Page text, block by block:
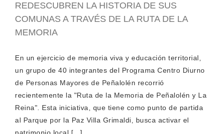
REDESCUBREN LA HISTORIA DE SUS
COMUNAS A TRAVÉS DE LA RUTA DE LA
MEMORIA
En un ejercicio de memoria viva y educación territorial,
un grupo de 40 integrantes del Programa Centro Diurno
de Personas Mayores de Peñalolén recorrió
recientemente la "Ruta de la Memoria de Peñalolén y La
Reina". Esta iniciativa, que tiene como punto de partida
al Parque por la Paz Villa Grimaldi, busca activar el